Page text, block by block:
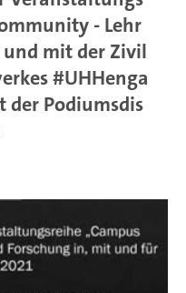
- Lehr
mit der Zivil
#UHHenga
der Podiumsdis